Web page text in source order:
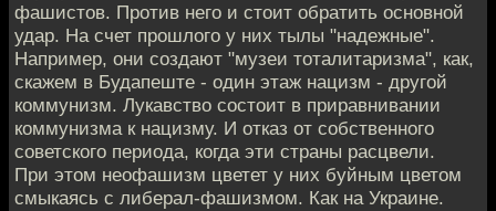
фашистов. Против него и стоит обратить основной
удар. На счет прошлого у них тылы "надежные".
Например, они создают "музеи тоталитаризма", как,
скажем в Будапеште - один этаж нацизм - другой
коммунизм. Лукавство состоит в приравнивании
коммунизма к нацизму. И отказ от собственного
советского периода, когда эти страны расцвели.
При этом неофашизм цветет у них буйным цветом
смыкаясь с либерал-фашизмом. Как на Украине.